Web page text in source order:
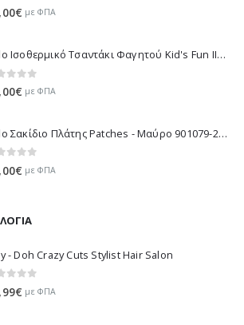
of 5
€ με ΦΠΑ
Polo Ισοθερμικό Τσαντάκι Φαγητού Kid's Fun II - Λιλά 971003-8425 2026
€ με ΦΠΑ
Polo Σακίδιο Πλάτης Patches - Μαύρο 901079-2000 2026
€ με ΦΠΑ
- Doh Crazy Cuts Stylist Hair Salon
€ με ΦΠΑ